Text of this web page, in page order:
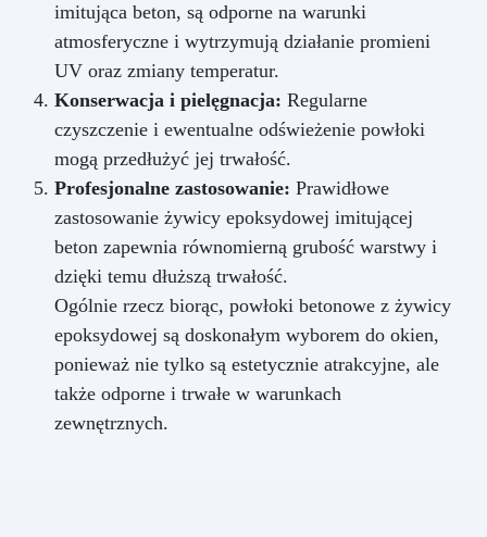
imitująca beton, są odporne na warunki
atmosferyczne i wytrzymują działanie promieni
UV oraz zmiany temperatur.
Konserwacja i pielęgnacja: Regularne
czyszczenie i ewentualne odświeżenie powłoki
mogą przedłużyć jej trwałość.
Profesjonalne zastosowanie: Prawidłowe
zastosowanie żywicy epoksydowej imitującej
beton zapewnia równomierną grubość warstwy i
dzięki temu dłuższą trwałość.
Ogólnie rzecz biorąc, powłoki betonowe z żywicy
epoksydowej są doskonałym wyborem do okien,
ponieważ nie tylko są estetycznie atrakcyjne, ale
także odporne i trwałe w warunkach
zewnętrznych.